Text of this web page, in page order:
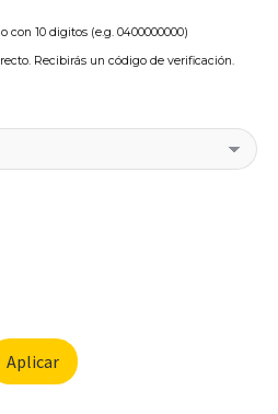
10 digitos (e.g. 0400000000)
Recibirás un código de verificación.